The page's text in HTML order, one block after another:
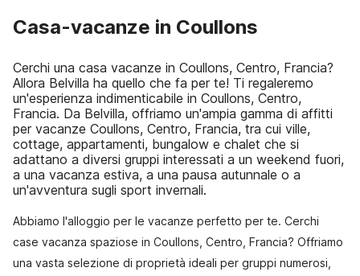
Casa-vacanze in Coullons
Cerchi una casa vacanze in Coullons, Centro, Francia?
Allora Belvilla ha quello che fa per te! Ti regaleremo
un'esperienza indimenticabile in Coullons, Centro,
Francia. Da Belvilla, offriamo un'ampia gamma di affitti
per vacanze Coullons, Centro, Francia, tra cui ville,
cottage, appartamenti, bungalow e chalet che si
adattano a diversi gruppi interessati a un weekend fuori,
a una vacanza estiva, a una pausa autunnale o a
un'avventura sugli sport invernali.
Abbiamo l'alloggio per le vacanze perfetto per te. Cerchi
case vacanza spaziose in Coullons, Centro, Francia? Offriamo
una vasta selezione di proprietà ideali per gruppi numerosi,